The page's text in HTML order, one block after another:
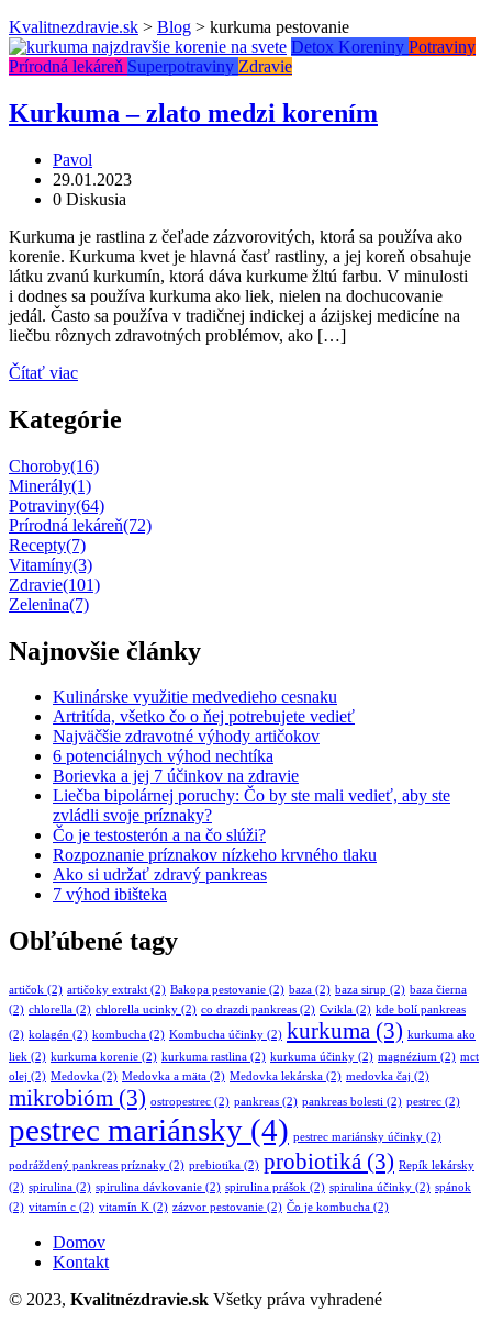
Kvalitnezdravie.sk > Blog > kurkuma pestovanie
Detox Koreniny Potraviny
Prírodná lekáreň Superpotraviny Zdravie
Kurkuma – zlato medzi korením
Pavol
29.01.2023
0 Diskusia
Kurkuma je rastlina z čeľade zázvorovitých, ktorá sa používa ako
korenie. Kurkuma kvet je hlavná časť rastliny, a jej koreň obsahuje
látku zvanú kurkumín, ktorá dáva kurkume žltú farbu. V minulosti
i dodnes sa používa kurkuma ako liek, nielen na dochucovanie
jedál. Často sa používa v tradičnej indickej a ázijskej medicíne na
liečbu rôznych zdravotných problémov, ako […]
Čítať viac
Kategórie
Choroby(16)
Minerály(1)
Potraviny(64)
Prírodná lekáreň(72)
Recepty(7)
Vitamíny(3)
Zdravie(101)
Zelenina(7)
Najnovšie články
Kulinárske využitie medvedieho cesnaku
Artritída, všetko čo o ňej potrebujete vedieť
Najväčšie zdravotné výhody artičokov
6 potenciálnych výhod nechtíka
Borievka a jej 7 účinkov na zdravie
Liečba bipolárnej poruchy: Čo by ste mali vedieť, aby ste
zvládli svoje príznaky?
Čo je testosterón a na čo slúži?
Rozpoznanie príznakov nízkeho krvného tlaku
Ako si udržať zdravý pankreas
7 výhod ibišteka
Obľúbené tagy
artičok (2) artičoky extrakt (2) Bakopa pestovanie (2) baza (2) baza sirup (2) baza čierna
(2) chlorella (2) chlorella ucinky (2) co drazdi pankreas (2) Cvikla (2) kde bolí pankreas
(2) kolagén (2) kombucha (2) Kombucha účinky (2) kurkuma (3) kurkuma ako
liek (2) kurkuma korenie (2) kurkuma rastlina (2) kurkuma účinky (2) magnézium (2) mct
olej (2) Medovka (2) Medovka a mäta (2) Medovka lekárska (2) medovka čaj (2)
mikrobióm (3) ostropestrec (2) pankreas (2) pankreas bolesti (2) pestrec (2)
pestrec mariánsky (4) pestrec mariánsky účinky (2)
podráždený pankreas príznaky (2) prebiotika (2) probiotiká (3) Repík lekársky
(2) spirulina (2) spirulina dávkovanie (2) spirulina prášok (2) spirulina účinky (2) spánok
(2) vitamín c (2) vitamín K (2) zázvor pestovanie (2) Čo je kombucha (2)
Domov
Kontakt
© 2023, Kvalitnézdravie.sk Všetky práva vyhradené